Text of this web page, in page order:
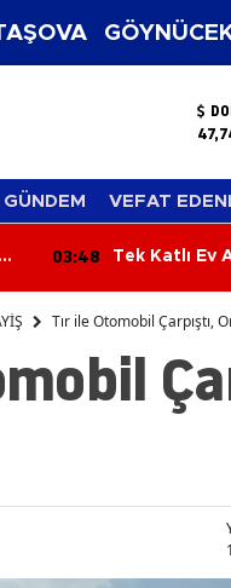
GÜNDEM VEFAT
03:48
Tek Katlı Ev
Tır ile Otomobil Çarpıştı,